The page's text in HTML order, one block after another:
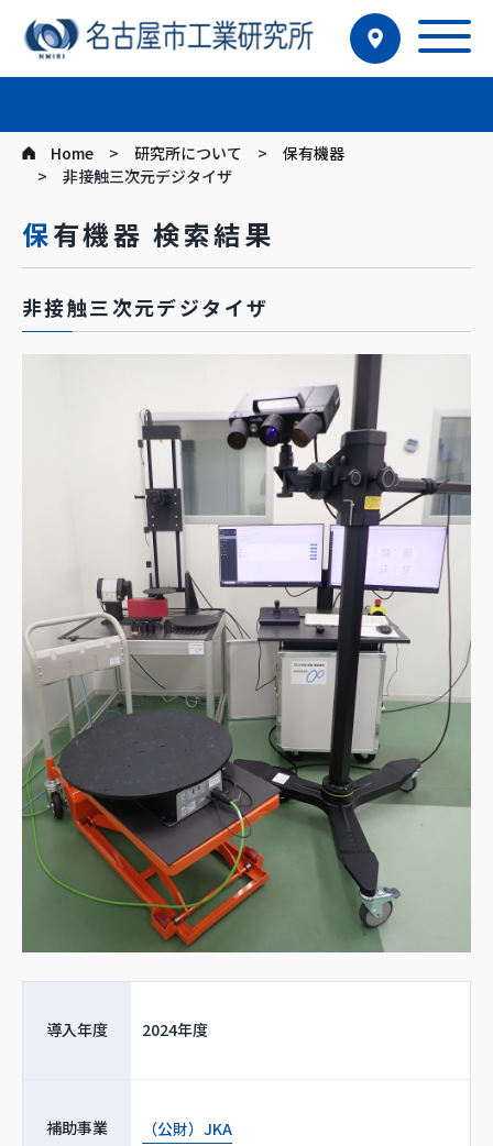
Home 研究所について
保有機器
非接触三次元デジタイザ
保有機器 検索結果
非接触三次元デジタイザ
導入年度 2024年度
補助事業 （公財）JKA